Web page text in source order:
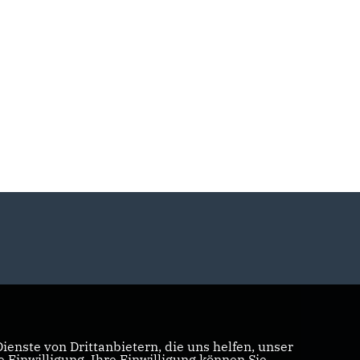
von Drittanbietern, die uns helfen, unser